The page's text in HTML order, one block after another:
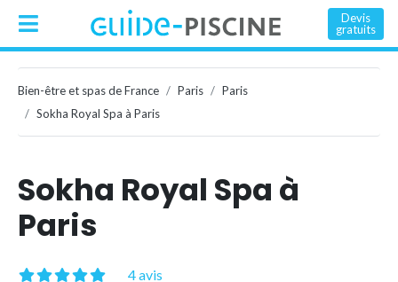
Devis
gratuits
Bien-être et spas de France Paris
Paris
Sokha Royal Spa à Paris
Sokha Royal Spa à
Paris
4 avis